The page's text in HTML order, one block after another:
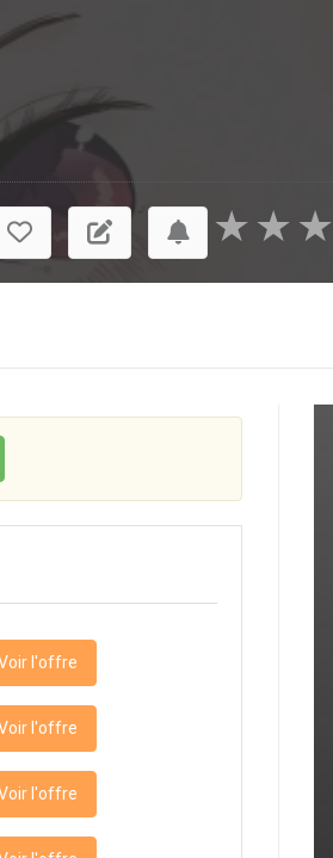
★
★
★
l'offre
l'offre
l'offre